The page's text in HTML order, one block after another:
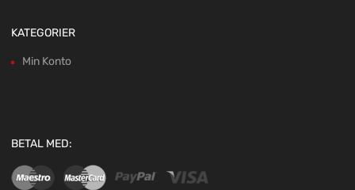
KATEGORIER
Min Konto
BETAL MED: